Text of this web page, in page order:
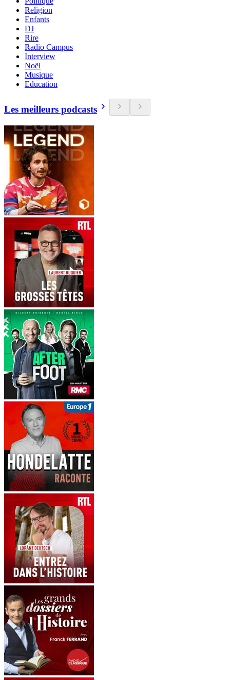
Religion
Enfants
DJ
Rire
Radio Campus
Interview
Noël
Musique
Education
Les meilleurs podcasts